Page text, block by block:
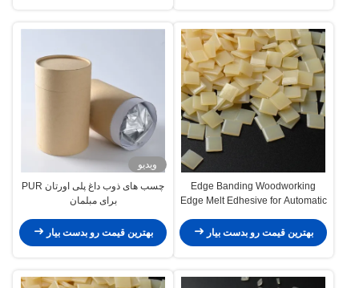
Edge Banding Woodworking
Edge Melt Edhesive for Automatic
بهترین قیمت رو بدست بیار
ویدیو
چسب های ذوب داغ پلی اورتان PUR
برای مبلمان
بهترین قیمت رو بدست بیار